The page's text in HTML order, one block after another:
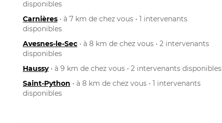
disponibles
Carnières • à 7 km de chez vous • 1 intervenants
disponibles
Avesnes-le-Sec • à 8 km de chez vous • 2 intervenants
disponibles
Haussy• à 9 km de chez vous • 2 intervenants disponibles
Saint-Python • à 8 km de chez vous • 1 intervenants
disponibles